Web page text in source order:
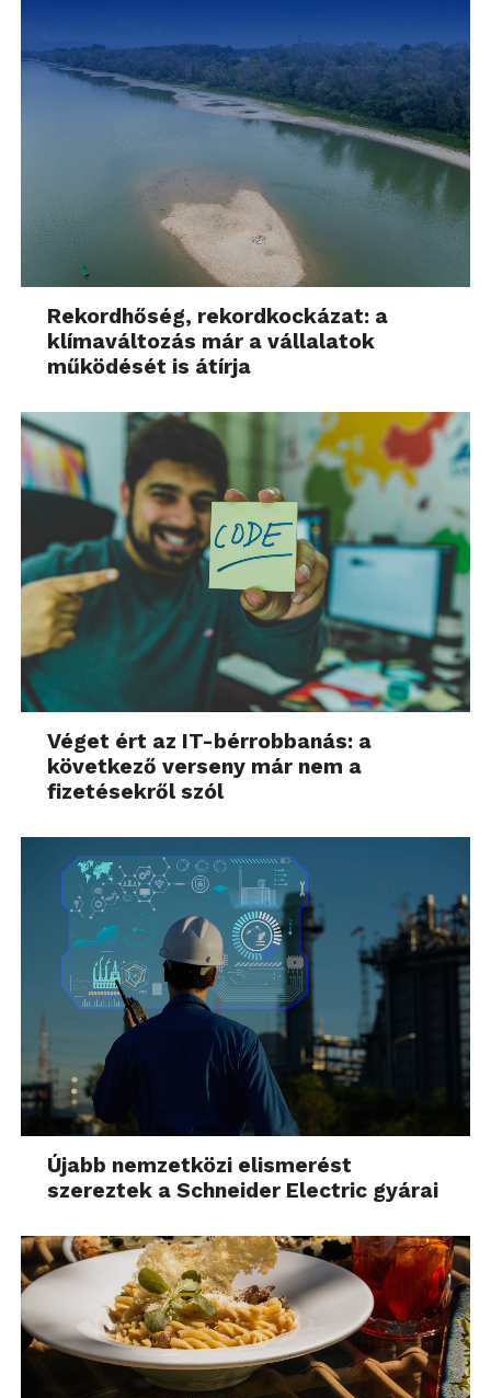
Rekordhőség, rekordkockázat: a
klímaváltozás már a vállalatok
működését is átírja
Véget ért az IT-bérrobbanás: a
következő verseny már nem a
fizetésekről szól
Újabb nemzetközi elismerést
szereztek a Schneider Electric gyárai